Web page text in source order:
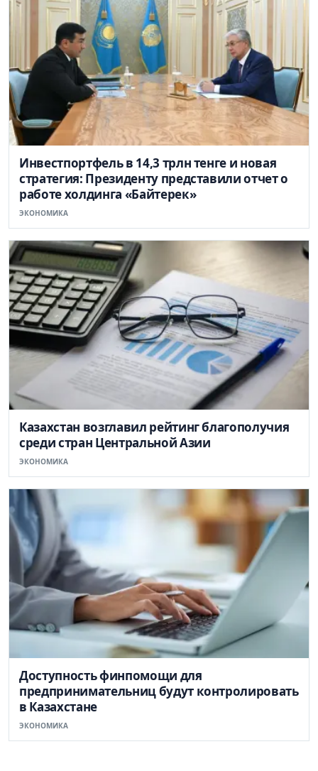
Инвестпортфель в 14,3 трлн тенге и новая
стратегия: Президенту представили отчет о
работе холдинга «Байтерек»
ЭКОНОМИКА
Казахстан возглавил рейтинг благополучия
среди стран Центральной Азии
ЭКОНОМИКА
Доступность финпомощи для
предпринимательниц будут контролировать
в Казахстане
ЭКОНОМИКА